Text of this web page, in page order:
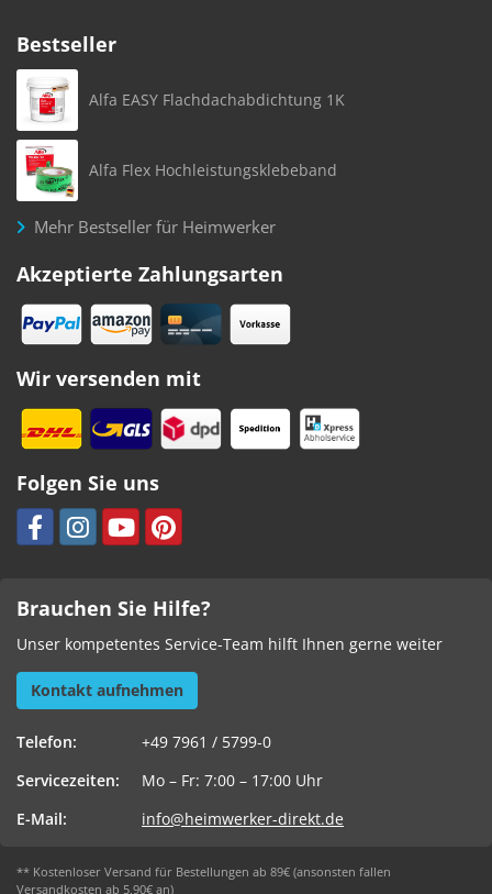
Bestseller
Alfa EASY Flachdachabdichtung 1K
Alfa Flex Hochleistungsklebeband
Mehr Bestseller für Heimwerker
Akzeptierte Zahlungsarten
Wir versenden mit
Folgen Sie uns
Brauchen Sie Hilfe?
Unser kompetentes Service-Team hilft Ihnen gerne weiter
Kontakt aufnehmen
Telefon:
+49 7961 / 5799-0
Servicezeiten:
Mo – Fr: 7:00 – 17:00 Uhr
E-Mail:
info@heimwerker-direkt.de
** Kostenloser Versand für Bestellungen ab 89€ (ansonsten fallen
Versandkosten ab 5,90€ an)